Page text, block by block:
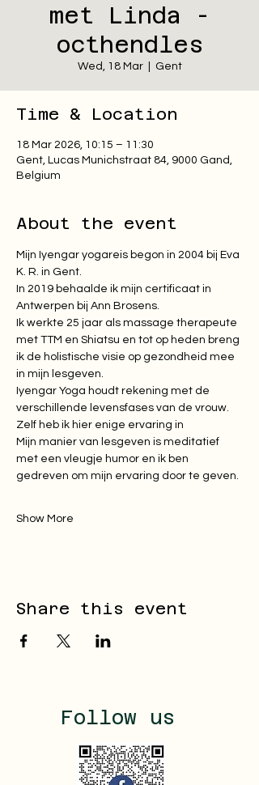
met Linda -
octhendles
Wed, 18 Mar
  |
Gent
Time & Location
18 Mar 2026, 10:15 – 11:30
Gent, Lucas Munichstraat 84, 9000 Gand,
Belgium
About the event
Mijn Iyengar yogareis begon in 2004 bij Eva
K. R. in Gent.
In 2019 behaalde ik mijn certificaat in
Antwerpen bij Ann Brosens.
Ik werkte 25 jaar als massage therapeute
met TTM en Shiatsu en tot op heden breng
ik de holistische visie op gezondheid mee
in mijn lesgeven.
Iyengar Yoga houdt rekening met de
verschillende levensfases van de vrouw.
Zelf heb ik hier enige ervaring in
Mijn manier van lesgeven is meditatief
met een vleugje humor en ik ben
gedreven om mijn ervaring door te geven.
Show More
Share this event
Follow us